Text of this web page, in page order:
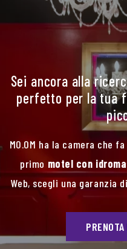
Sei ancora alla
perfetto per la tua
MO.OM ha la camera che
primo motel con
Web, scegli una garanzia